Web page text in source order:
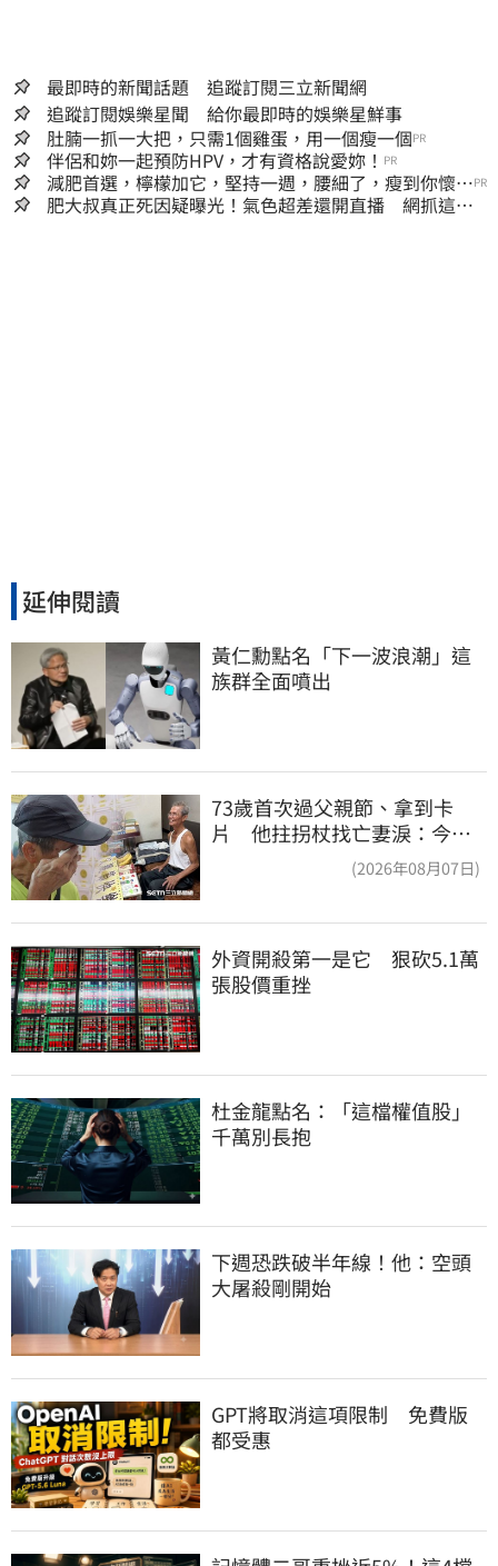
最即時的新聞話題 追蹤訂閱三立新聞網
追蹤訂閱娛樂星聞 給你最即時的娛樂星鮮事
肚腩一抓一大把，只需1個雞蛋，用一個瘦一個PR
伴侶和妳一起預防HPV，才有資格說愛妳！ PR
減肥首選，檸檬加它，堅持一週，腰細了，瘦到你懷疑
人生
PR
肥大叔真正死因疑曝光！氣色超差還開直播 網抓這一
延伸閱讀
黃仁勳點名「下一波浪潮」這
族群全面噴出
73歲首次過父親節、拿到卡
片 他拄拐杖找亡妻淚：今天
好多人來幫我慶祝(2026年08月07日)
外資開殺第一是它　狠砍5.1萬
張股價重挫
杜金龍點名：「這檔權值股」
千萬別長抱
下週恐跌破半年線！他：空頭
大屠殺剛開始
GPT將取消這項限制　免費版
都受惠